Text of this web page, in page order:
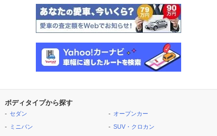
ボディタイプから探す
セダン
ミニバン
オープンカー
SUV・クロカン